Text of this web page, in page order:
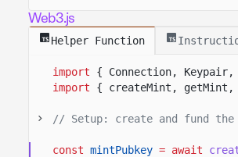
Web3.js
Helper Function
import
{ Connection, Keypair,
import
{ createMint, getMint,
// Setup: create and fund
const mintPubkey = await